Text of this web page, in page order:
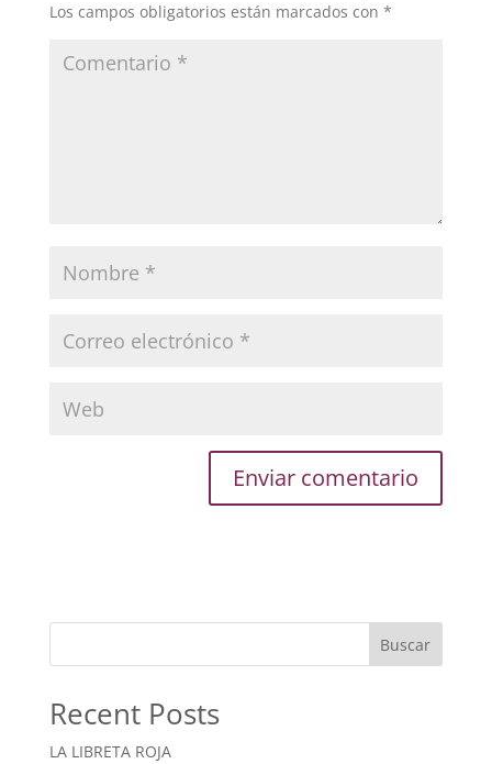
Los campos obligatorios están marcados con *
Buscar
Recent Posts
LA LIBRETA ROJA